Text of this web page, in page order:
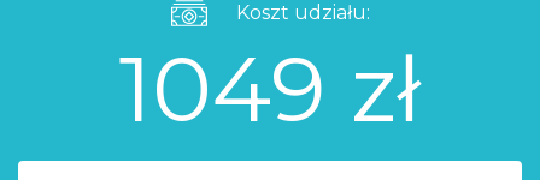
Koszt udziału:
1049 zł